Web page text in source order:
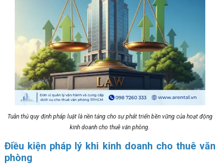
Tuân thủ quy định pháp luật là nền tảng cho sự phát triển bền vững của hoạt động
kinh doanh cho thuê văn phòng.
Điều kiện pháp lý khi kinh doanh cho thuê văn
phòng